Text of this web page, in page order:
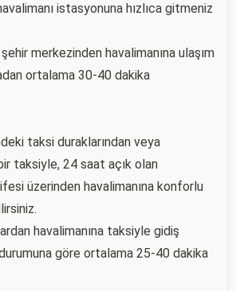
istasyonuna hızlıca gitmeniz
merkezinden havalimanına ulaşım
ortalama 30-40 dakika
taksi duraklarından veya
taksiyle, 24 saat açık olan
üzerinden havalimanına konforlu
havalimanına taksiyle gidiş
göre ortalama 25-40 dakika